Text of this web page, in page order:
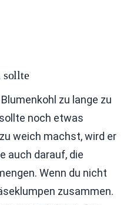
sollte
zu lange zu
noch etwas
weich machst, wird er
auch darauf, die
Wenn du nicht
zusammen.